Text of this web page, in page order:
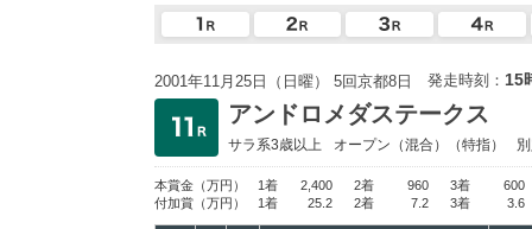
2001年11月25日（日曜） 5回京都8日 発走時刻： 15
アンドロメダステークス
サラ系3歳以上 オープン （混合）（特指）
本賞金 （万円） 1着 2,400 2着 960 3着
600
付加賞 （万円） 1着 25.2 2着 7.2 3着 3.6